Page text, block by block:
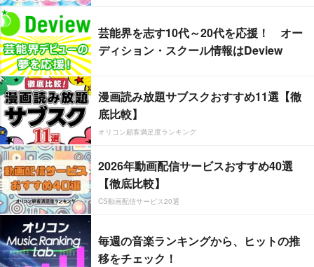
芸能界を志す10代～20代を応援！ オー
ディション・スクール情報はDeview
漫画読み放題サブスクおすすめ11選【徹
底比較】
オリコン顧客満足度ランキング
2026年動画配信サービスおすすめ40選
【徹底比較】
CS動画配信サービス20選
毎週の音楽ランキングから、ヒットの推
移をチェック！